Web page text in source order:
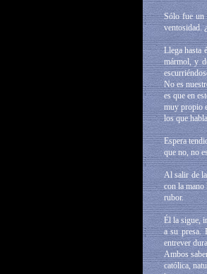
Sólo fue un
ventosidad.
Llega hasta
mármol, y
No es
es que en
muy propio
los que
Espera
que no, no
Al salir de
con la mano
rubor.
Él la sigue,
a su presa.
entrever
Ambos
católica,